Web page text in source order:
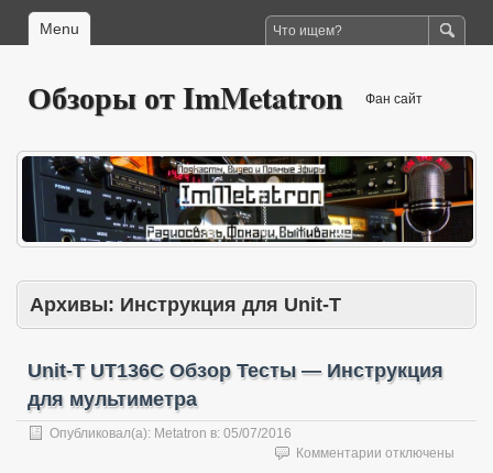
Menu
Обзоры от ImMetatron Фан сайт
Архивы: Инструкция для Unit-T
Unit-T UT136C Обзор Тесты — Инструкция
для мультиметра
Опубликовал(а): Metatron в: 05/07/2016
Комментарии котключены